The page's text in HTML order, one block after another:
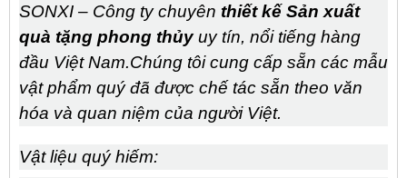
SONXI – Công tychuyên thiết kế Sản xuất
quà tặng phong thủyuy tín, nổi tiếng hàng
đầu Việt Nam.Chúng tôi cung cấp sẵn các mẫu
vật phẩm quý đã được chế tác sẵn theo văn
hóa và quan niệm của người Việt.
Vật liệu quý hiếm: